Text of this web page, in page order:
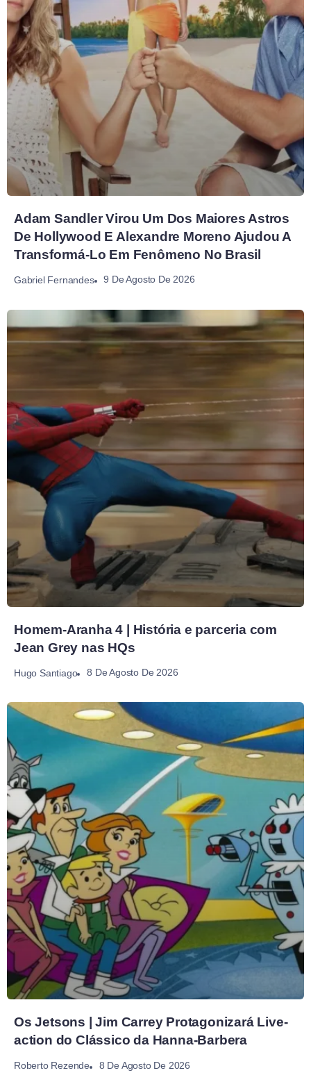
Adam Sandler Virou Um Dos Maiores Astros
De Hollywood E Alexandre Moreno Ajudou A
Transformá-Lo Em Fenômeno No Brasil
Gabriel Fernandes 9 De Agosto De 2026
Homem-Aranha 4 | História e parceria com
Jean Grey nas HQs
Hugo Santiago 8 De Agosto De 2026
Os Jetsons | Jim Carrey Protagonizará Live-
action do Clássico da Hanna-Barbera
Roberto Rezende 8 De Agosto De 2026